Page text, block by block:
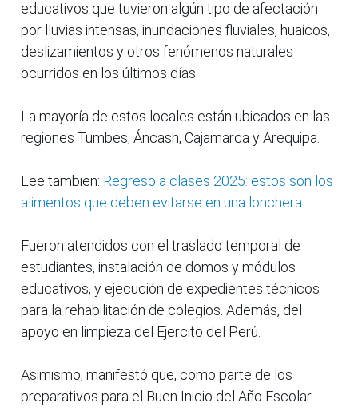
educativos que tuvieron algún tipo de afectación
por lluvias intensas, inundaciones fluviales, huaicos,
deslizamientos y otros fenómenos naturales
ocurridos en los últimos días.
La mayoría de estos locales están ubicados en las
regiones Tumbes, Áncash, Cajamarca y Arequipa.
Lee tambien: Regreso a clases 2025: estos son los
alimentos que deben evitarse en una lonchera
Fueron atendidos con el traslado temporal de
estudiantes, instalación de domos y módulos
educativos, y ejecución de expedientes técnicos
para la rehabilitación de colegios. Además, del
apoyo en limpieza del Ejercito del Perú.
Asimismo, manifestó que, como parte de los
preparativos para el Buen Inicio del Año Escolar